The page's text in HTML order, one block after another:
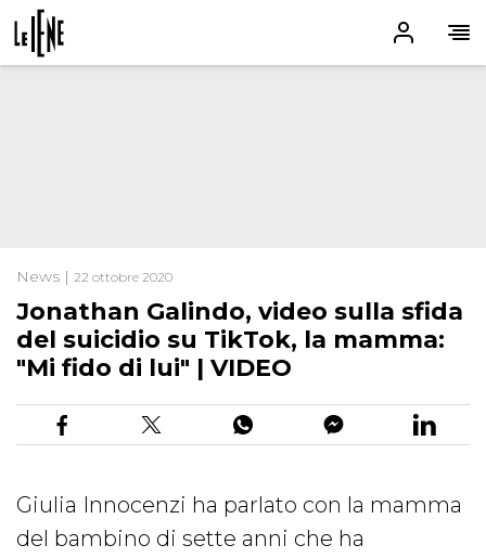
News | 22 ottobre 2020
Jonathan Galindo, video sulla sfida
del suicidio su TikTok, la mamma:
"Mi fido di lui" | VIDEO
Giulia Innocenzi ha parlato con la mamma
del bambino di sette anni che ha